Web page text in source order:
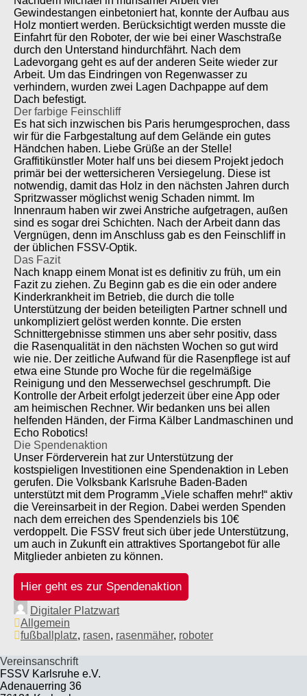
Gewindestangen einbetoniert hat, konnte der Aufbau aus
Holz montiert werden. Berücksichtigt werden musste die
Einfahrt für den Roboter, der wie bei einer Waschstraße
durch den Unterstand hindurchfährt. Nach dem
Ladevorgang geht es auf der anderen Seite wieder zur
Arbeit. Um das Eindringen von Regenwasser zu
verhindern, wurden zwei Lagen Dachpappe auf dem
Dach befestigt.
Der farbige Feinschliff
Es hat sich inzwischen bis Paris herumgesprochen, dass
wir für die Farbgestaltung auf dem Gelände ein gutes
Händchen haben. Liebe Grüße an der Stelle!
Graffitikünstler Moter half uns bei diesem Projekt jedoch
primär bei der wettersicheren Versiegelung. Diese ist
notwendig, damit das Holz in den nächsten Jahren durch
Spritzwasser möglichst wenig Schaden nimmt. Im
Innenraum haben wir zwei Anstriche aufgetragen, außen
sind es sogar drei Schichten. Nach der Arbeit dann das
Vergnügen, denn im Anschluss gab es den Feinschliff in
der üblichen FSSV-Optik.
Das Fazit
Nach knapp einem Monat ist es definitiv zu früh, um ein
Fazit zu ziehen. Zu Beginn gab es die ein oder andere
Kinderkrankheit im Betrieb, die durch die tolle
Unterstützung der beiden beteiligten Partner schnell und
unkompliziert gelöst werden konnte. Die ersten
Schnittergebnisse stimmen uns aber sehr positiv, dass
die Rasenqualität in den nächsten Wochen so gut wird
wie nie. Der zeitliche Aufwand für die Rasenpflege ist auf
etwa eine Stunde pro Woche für die regelmäßige
Reinigung und den Messerwechsel geschrumpft. Die
Kontrolle der Arbeit erfolgt jederzeit über eine App oder
am heimischen Rechner. Wir bedanken uns bei allen
helfenden Händen, der Firma Kälber Landmaschinen und
Echo Robotics!
Die Spendenaktion
Unser Förderverein hat zur Unterstützung der
kostspieligen Investitionen eine Spendenaktion in Leben
gerufen. Die Volksbank Karlsruhe Baden-Baden
unterstützt mit dem Programm „Viele schaffen mehr!“ aktiv
die Vereinsarbeit in der Region. Dabei werden Spenden
nach dem erreichen des Spendenziels bis 10€
verdoppelt. Die FSSV freut sich über jede Unterstützung,
um auch in Zukunft ein attraktives Sportangebot für alle
Mitglieder anbieten zu können.
Hier geht es zur Spendenaktion
Digitaler Platzwart
Allgemein
fußballplatz, rasen, rasenmäher, roboter
Vereinsanschrift
FSSV Karlsruhe e.V.
Adenauerring 36